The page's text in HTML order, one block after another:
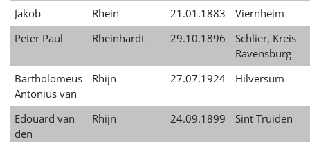
Jakob
Rhein 21.01.1883
Viernheim
Peter Paul
Rheinhardt 29.10.1896
Schlier, Kreis
Ravensburg
Bartholomeus
Antonius van
Rhijn 27.07.1924 Hilversum
Edouard van
den
Rhijn 24.09.1899 Sint Truiden